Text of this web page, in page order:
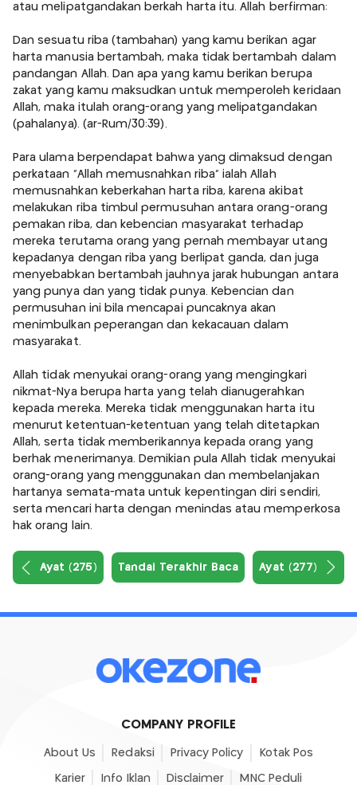
atau melipatgandakan berkah harta itu. Allah berfirman:
Dan sesuatu riba (tambahan) yang kamu berikan agar
harta manusia bertambah, maka tidak bertambah dalam
pandangan Allah. Dan apa yang kamu berikan berupa
zakat yang kamu maksudkan untuk memperoleh keridaan
Allah, maka itulah orang-orang yang melipatgandakan
(pahalanya). (ar-Rum/30:39).
Para ulama berpendapat bahwa yang dimaksud dengan
perkataan "Allah memusnahkan riba" ialah Allah
memusnahkan keberkahan harta riba, karena akibat
melakukan riba timbul permusuhan antara orang-orang
pemakan riba, dan kebencian masyarakat terhadap
mereka terutama orang yang pernah membayar utang
kepadanya dengan riba yang berlipat ganda, dan juga
menyebabkan bertambah jauhnya jarak hubungan antara
yang punya dan yang tidak punya. Kebencian dan
permusuhan ini bila mencapai puncaknya akan
menimbulkan peperangan dan kekacauan dalam
masyarakat.
Allah tidak menyukai orang-orang yang mengingkari
nikmat-Nya berupa harta yang telah dianugerahkan
kepada mereka. Mereka tidak menggunakan harta itu
menurut ketentuan-ketentuan yang telah ditetapkan
Allah, serta tidak memberikannya kepada orang yang
berhak menerimanya. Demikian pula Allah tidak menyukai
orang-orang yang menggunakan dan membelanjakan
hartanya semata-mata untuk kepentingan diri sendiri,
serta mencari harta dengan menindas atau memperkosa
hak orang lain.
Ayat (275) Tandai Terakhir Baca Ayat (277)
COMPANY PROFILE
About Us Redaksi Privacy Policy Kotak Pos
Karier Info Iklan Disclaimer MNC Peduli